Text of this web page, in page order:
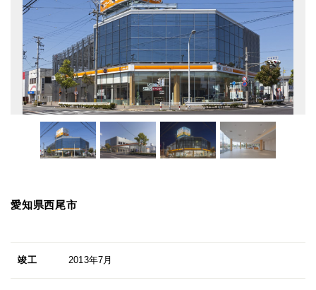
愛知県西尾市
竣工 2013年7月